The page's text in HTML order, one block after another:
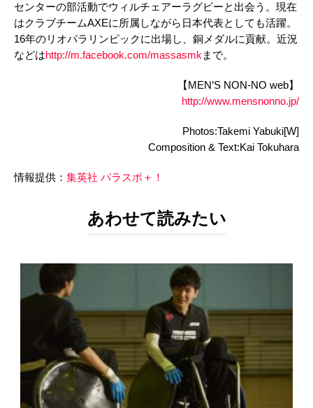
センターの部活動でウィルチェアーラグビーと出会う。現在
はクラブチームAXEに所属しながら日本代表としても活躍。
16年のリオパラリンピックに出場し、銅メダルに貢献。近況
などはhttp://m.facebook.com/massasmk まで。
【MEN’S NON-NO web】
http://www.mensnonno.jp/
Photos:Takemi Yabuki[W]
Composition & Text:Kai Tokuhara
情報提供： 集英社 パラスポ＋！
あわせて読みたい